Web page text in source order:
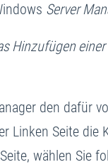
Server
Hinzufügen
den dafür
Linken Seite die
wählen Sie